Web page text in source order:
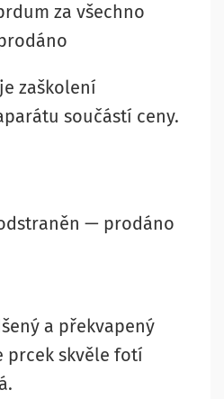
za všechno
zaškolení
součástí ceny.
— prodáno
a překvapený
prcek skvěle fotí